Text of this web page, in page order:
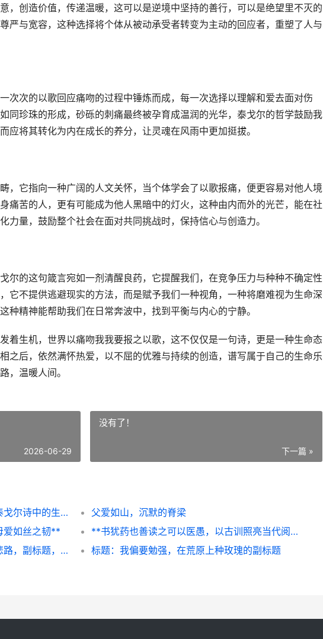
，创造价值，传递温暖，这可以是逆境中坚持的善行，可以是绝望里不灭的
严与宽容，这种选择将个体从被动承受者转变为主动的回应者，重塑了人与
次次的以歌回应痛吻的过程中锤炼而成，每一次选择以理解和爱去面对伤
同珍珠的形成，砂砾的刺痛最终被孕育成温润的光华，泰戈尔的哲学鼓励我
应将其转化为内在成长的养分，让灵魂在风雨中更加挺拔。
，它指向一种广阔的人文关怀，当个体学会了以歌报痛，便更容易对他人境
痛苦的人，更有可能成为他人黑暗中的灯火，这种由内而外的光芒，能在社
力量，鼓励整个社会在面对共同挑战时，保持信心与创造力。
尔的这句箴言宛如一剂清醒良药，它提醒我们，在竞争压力与种种不确定性
它不提供逃避现实的方法，而是赋予我们一种视角，一种将磨难视为生命深
种精神能帮助我们在日常奔波中，找到平衡与内心的宁静。
着生机，世界以痛吻我我要报之以歌，这不仅仅是一句诗，更是一种生命态
之后，依然满怀热爱，以不屈的优雅与持续的创造，谱写属于自己的生命乐
，温暖人间。
2026-06-29
没有了！
下一篇 »
**世界以痛吻我我要报之以歌，泰戈尔诗中的生命韧性**
父爱如山，沉默的脊梁
爱如丝之韧**
**书犹药也善读之可以医愚，以古训照亮当代阅读之路**
善待生命名言警句，点亮人间慈悲路，副标题，从警句到践行的温暖旅程
标题：我偏要勉强，在荒原上种玫瑰的副标题